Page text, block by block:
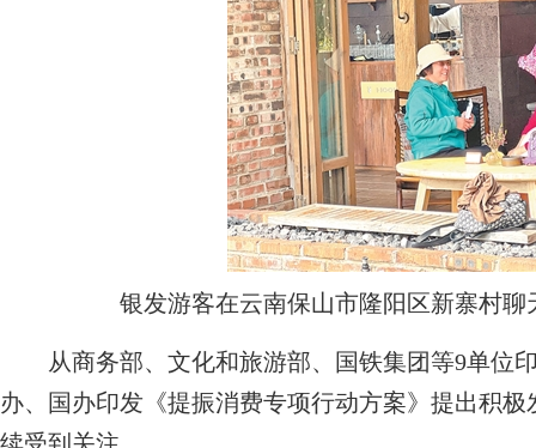
银发游客在云南保山市隆阳区新寨村
从商务部、文化和旅游部、国铁集团等9单位
办、国办印发《提振消费专项行动方案》提出积极